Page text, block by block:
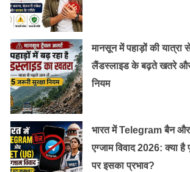
मानसून में पहाड़ों की
लैंडस्लाइड के बढ़ते खतरे और
नियम
भारत में Telegram बैन
एग्जाम विवाद 2026: क्या है
पर इसका प्रभाव?